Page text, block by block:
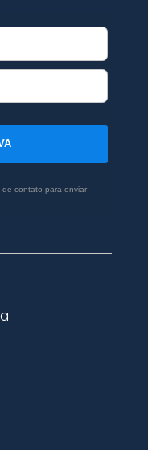
de contato para enviar